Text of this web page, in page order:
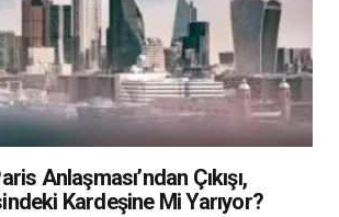
Anlaşması’ndan Çıkışı,
Kardeşine Mi Yarıyor?